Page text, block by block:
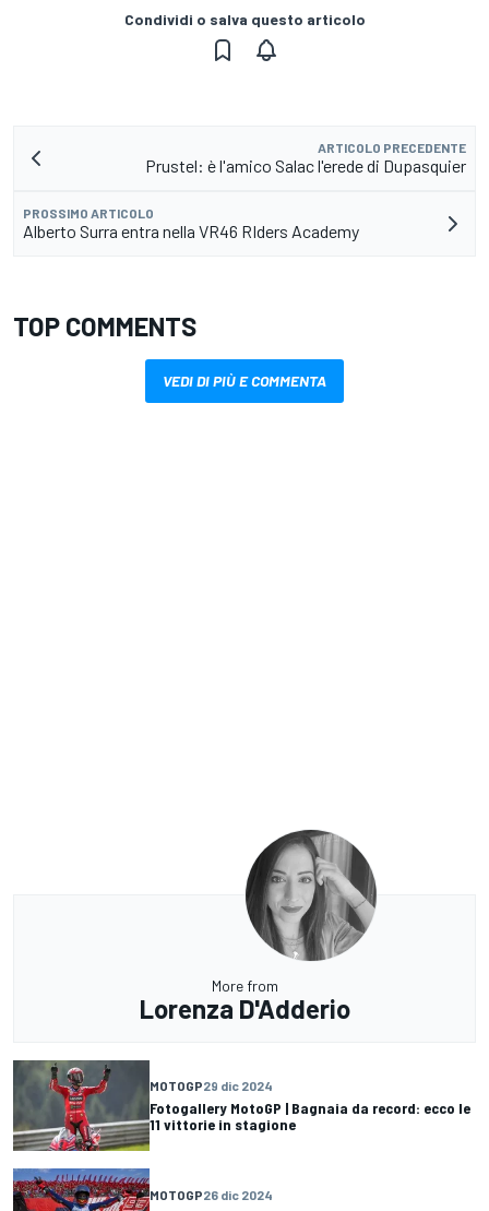
Condividi o salva questo articolo
ARTICOLO PRECEDENTE
Prustel: è l'amico Salac l'erede di Dupasquier
PROSSIMO ARTICOLO
Alberto Surra entra nella VR46 RIders Academy
TOP COMMENTS
VEDI DI PIÙ E COMMENTA
More from
Lorenza D'Adderio
MOTOGP29 dic 2024
Fotogallery MotoGP | Bagnaia da record: ecco le
11 vittorie in stagione
MOTOGP26 dic 2024